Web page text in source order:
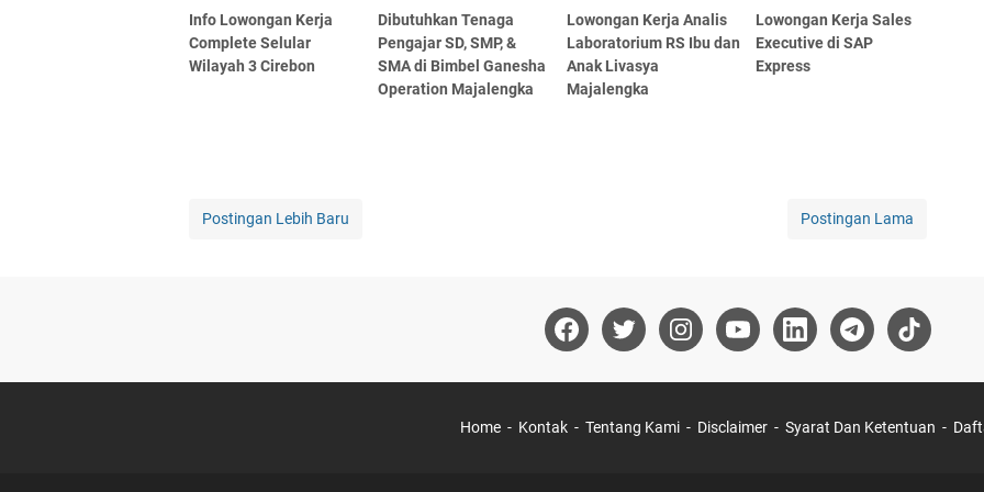
Info Lowongan Kerja
Complete Selular
Wilayah 3 Cirebon
Dibutuhkan Tenaga
Pengajar SD, SMP, &
SMA di Bimbel Ganesha
Operation Majalengka
Lowongan Kerja Analis
Laboratorium RS Ibu dan
Anak Livasya
Majalengka
Lowongan Kerja Sales
Executive di SAP
Express
Postingan Lebih Baru Postingan Lama
Home Kontak Tentang Kami Disclaimer Syarat Dan Ketentuan